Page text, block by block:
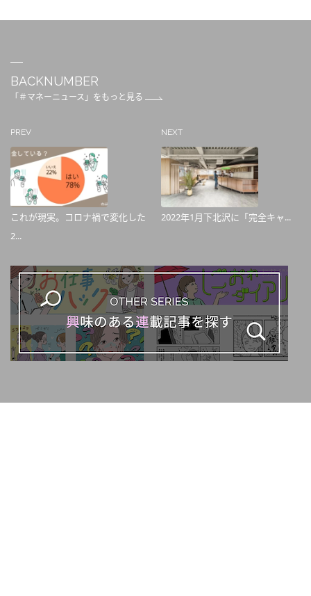
BACKNUMBER
「＃マネーニュース」をもっと見る
PREV
これが現実。コロナ禍で変化した
2...
NEXT
2022年1月下北沢に「完全キャ...